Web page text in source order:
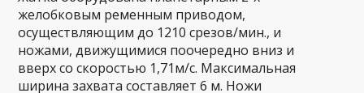
желобковым ременным приводом,
осуществляющим до 1210 срезов/мин., и
ножами, движущимися поочередно вниз и
вверх со скоростью 1,71м/с. Максимальная
ширина захвата составляет 6 м. Ножи